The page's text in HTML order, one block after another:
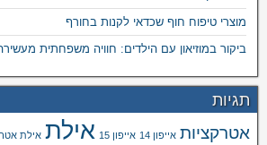
מוצרי טיפוח חוף שכדאי לקנות בחורף
ביקור במוזיאון עם הילדים: חוויה משפחתית
תגיות
אטרקציות אייפון 14 אייפון 15 אילת אילת